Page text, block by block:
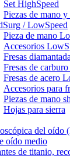
Set HighSpeed
Piezas de mano
/ LowSpeed
Pieza de mano
Accesorios
Fresas
Fresas de
Fresas de acero
Accesorios para
Piezas de mano
Hojas para sierra
del oído
oído medio
de titanio,